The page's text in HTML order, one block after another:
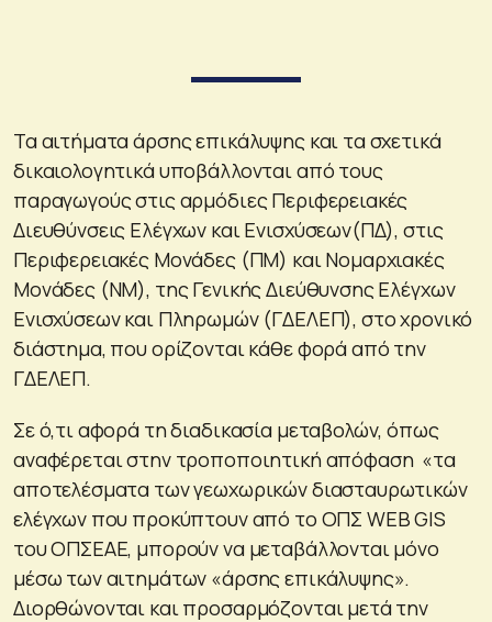
Τα αιτήματα άρσης επικάλυψης και τα σχετικά
δικαιολογητικά υποβάλλονται από τους
παραγωγούς στις αρμόδιες Περιφερειακές
Διευθύνσεις Ελέγχων και Ενισχύσεων(ΠΔ), στις
Περιφερειακές Μονάδες (ΠΜ) και Νομαρχιακές
Μονάδες (ΝΜ), της Γενικής Διεύθυνσης Ελέγχων
Ενισχύσεων και Πληρωμών (ΓΔΕΛΕΠ), στο χρονικό
διάστημα, που ορίζονται κάθε φορά από την
ΓΔΕΛΕΠ.
Σε ό,τι αφορά τη διαδικασία μεταβολών, όπως
αναφέρεται στην τροποποιητική απόφαση «τα
αποτελέσματα των γεωχωρικών διασταυρωτικών
ελέγχων που προκύπτουν από το ΟΠΣ WEB GIS
του ΟΠΣΕΑΕ, μπορούν να μεταβάλλονται μόνο
μέσω των αιτημάτων «άρσης επικάλυψης».
Διορθώνονται και προσαρμόζονται μετά την